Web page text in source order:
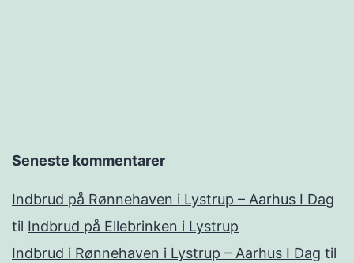
Seneste kommentarer
Indbrud på Rønnehaven i Lystrup – Aarhus I Dag
til Indbrud på Ellebrinken i Lystrup
Indbrud i Rønnehaven i Lystrup – Aarhus I Dag til